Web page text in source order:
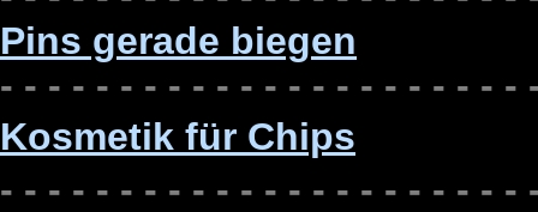
Pins gerade biegen
- - - - - - - - - - - - - - - - - - - - - -
Kosmetik für Chips
- - - - - - - - - - - - - - - - - - - - - -